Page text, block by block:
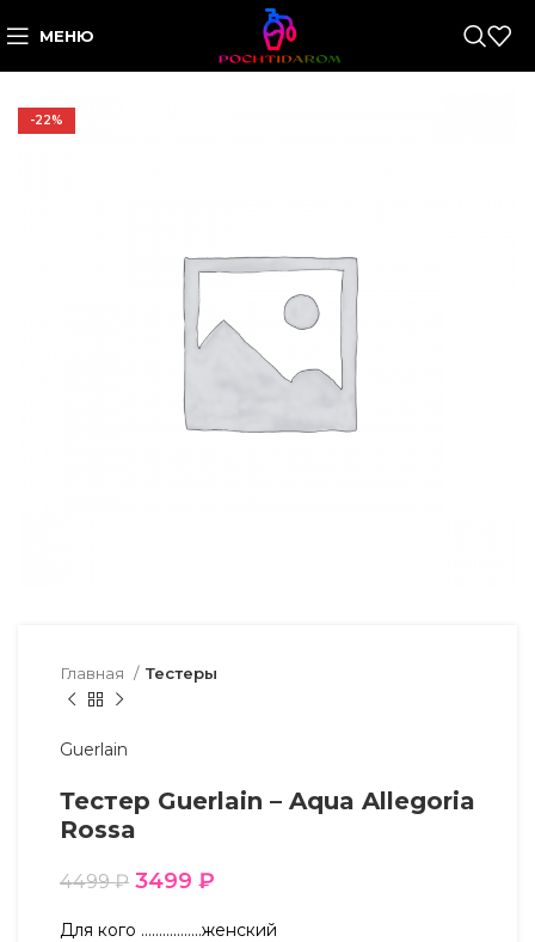
МЕНЮ
-22%
Главная Тестеры
Guerlain
Тестер Guerlain – Aqua Allegoria
Rossa
4499₽ 3499 ₽
Для кого ……………..женский